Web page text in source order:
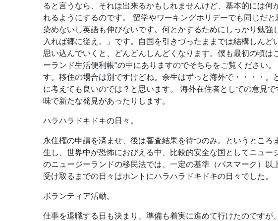
ると言うなら、それは出来るかもしれませんけど、基本的には
れるようにするのです。 留学やワーキングホリデーでも同じだ
染めないし英語も伸びないです。何とかするためにしっかり勉
入れば郷に従え。」です。自国を引きづったままでは結構しん
思い込んでいくと、どんどんしんどくなります。僕も最初の頃
ーランド生活便利帳”の中にありますのでそちらをご覧ください
す。移住の場合は別ですけどね。余生はずっと海外で・・・・
に考えても良いのでは？と思います。 海外在住者としての意見
味で新たな発見があったりします。
ハラハラドキドキの日々。
永住権の申請を済ませ、後は審査結果を待つのみ。というとこ
生し、世界中が恐怖におびえる中、比較的安全な国としてニュ
のニュージーランドの移民法では、一定の基準（パスマーク）
受け取るまでの日々はホントにハラハラドキドキの日々でした。
ボランティア活動。
仕事を退職する日も決まり、準備も着実に進めて行けたのです